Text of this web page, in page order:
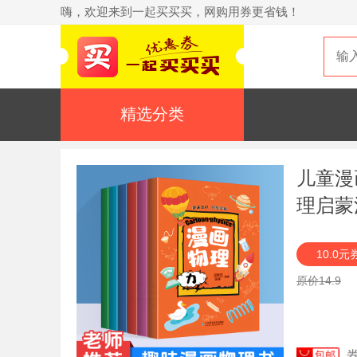
嗨，欢迎来到一起买买买，网购用券更省钱！
精选分类
儿童
理启
读物10.0元
原价14.9